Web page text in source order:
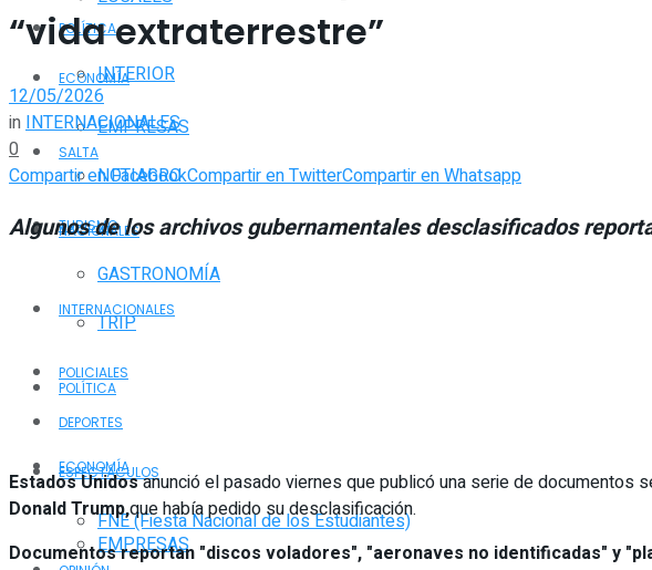
POLÍTICA
ECONOMÍA
EMPRESAS
NOTIAGRO
TURISMO
GASTRONOMÍA
TRIP
POLICIALES
DEPORTES
ESPECTÁCULOS
FNE (Fiesta Nacional de los Estudiantes)
INTERIOR
SALTA
NACIONALES
INTERNACIONALES
POLÍTICA
ECONOMÍA
EMPRESAS
“vida extraterrestre”
12/05/2026
inINTERNACIONALES
0
Compartir en FacebookCompartir en TwitterCompartir en Whatsapp
Algunos de los archivos gubernamentales desclasificados
Estados Unidosanunció el pasado viernes que publicó una serie de
Donald Trump,que había pedido su desclasificación.
Documentos reportan "discos voladores", "aeronaves no identificadas" y